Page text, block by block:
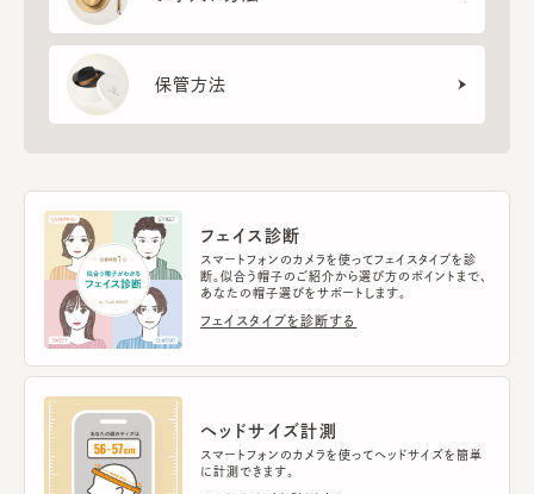
保管方法
フェイス診断
スマートフォンのカメラを使ってフェイスタイプを診
断。似合う帽子のご紹介から選び方のポイントまで、
あなたの帽子選びをサポートします。
フェイスタイプを診断する
ヘッドサイズ計測
スマートフォンのカメラを使ってヘッドサイズを簡単
に計測できます。